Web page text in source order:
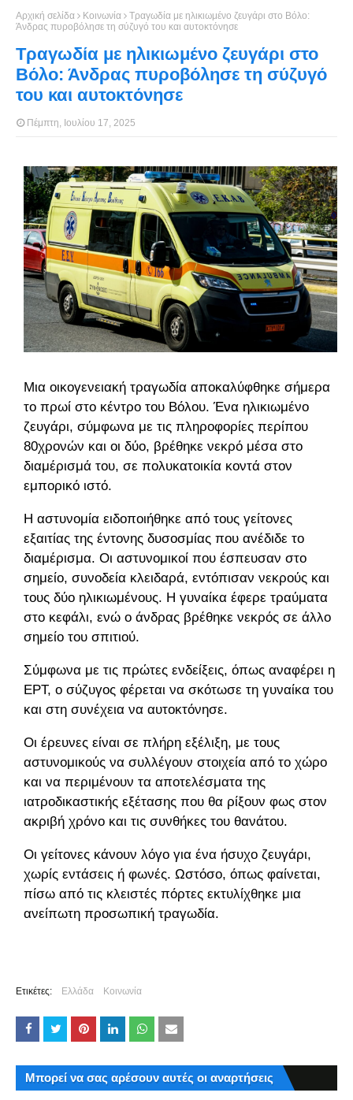
Αρχική σελίδα Κοινωνία
Τραγωδία με ηλικιωμένο ζευγάρι στο Βόλο:
Άνδρας πυροβόλησε τη σύζυγό του και αυτοκτόνησε
Τραγωδία με ηλικιωμένο ζευγάρι στο
Βόλο: Άνδρας πυροβόλησε τη σύζυγό
του και αυτοκτόνησε
Πέμπτη, Ιουλίου 17, 2025
Μια οικογενειακή τραγωδία αποκαλύφθηκε σήμερα
το πρωί στο κέντρο του Βόλου. Ένα ηλικιωμένο
ζευγάρι, σύμφωνα με τις πληροφορίες περίπου
80χρονών και οι δύο, βρέθηκε νεκρό μέσα στο
διαμέρισμά του, σε πολυκατοικία κοντά στον
εμπορικό ιστό.
Η αστυνομία ειδοποιήθηκε από τους γείτονες
εξαιτίας της έντονης δυσοσμίας που ανέδιδε το
διαμέρισμα. Οι αστυνομικοί που έσπευσαν στο
σημείο, συνοδεία κλειδαρά, εντόπισαν νεκρούς και
τους δύο ηλικιωμένους. Η γυναίκα έφερε τραύματα
στο κεφάλι, ενώ ο άνδρας βρέθηκε νεκρός σε άλλο
σημείο του σπιτιού.
Σύμφωνα με τις πρώτες ενδείξεις, όπως αναφέρει η
ΕΡΤ, ο σύζυγος φέρεται να σκότωσε τη γυναίκα του
και στη συνέχεια να αυτοκτόνησε.
Οι έρευνες είναι σε πλήρη εξέλιξη, με τους
αστυνομικούς να συλλέγουν στοιχεία από το χώρο
και να περιμένουν τα αποτελέσματα της
ιατροδικαστικής εξέτασης που θα ρίξουν φως στον
ακριβή χρόνο και τις συνθήκες του θανάτου.
Οι γείτονες κάνουν λόγο για ένα ήσυχο ζευγάρι,
χωρίς εντάσεις ή φωνές. Ωστόσο, όπως φαίνεται,
πίσω από τις κλειστές πόρτες εκτυλίχθηκε μια
ανείπωτη προσωπική τραγωδία.
Ετικέτες: Ελλάδα Κοινωνία
Μπορεί να σας αρέσουν αυτές οι αναρτήσεις